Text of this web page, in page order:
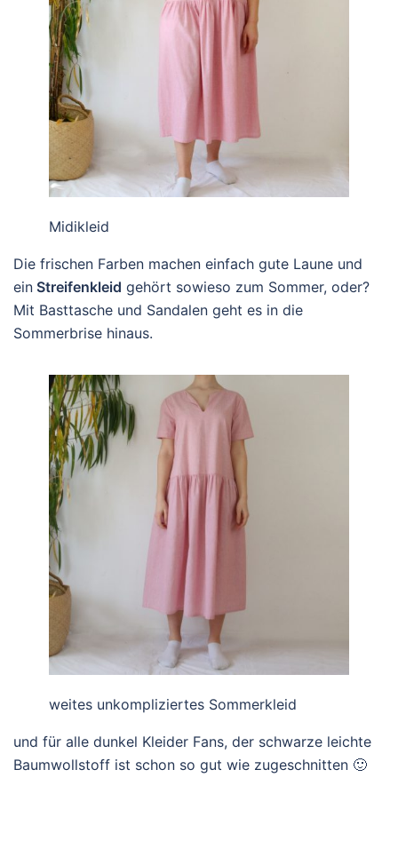
Midikleid
Die frischen Farben machen einfach gute Laune und
ein Streifenkleid gehört sowieso zum Sommer, oder?
Mit Basttasche und Sandalen geht es in die
Sommerbrise hinaus.
weites unkompliziertes Sommerkleid
und für alle dunkel Kleider Fans, der schwarze leichte
Baumwollstoff ist schon so gut wie zugeschnitten 🙂